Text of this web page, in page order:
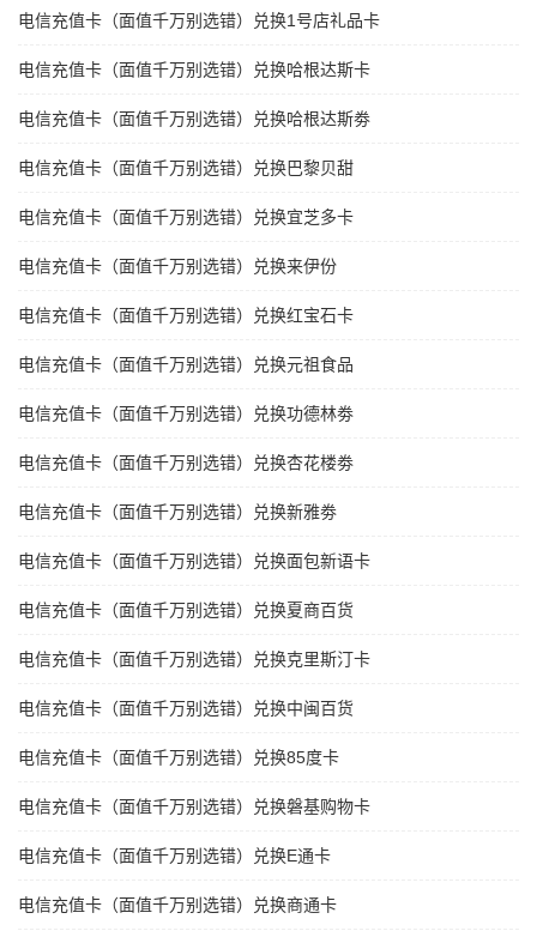
电信充值卡（面值千万别选错）兑换1号店礼品卡
电信充值卡（面值千万别选错）兑换哈根达斯卡
电信充值卡（面值千万别选错）兑换哈根达斯劵
电信充值卡（面值千万别选错）兑换巴黎贝甜
电信充值卡（面值千万别选错）兑换宜芝多卡
电信充值卡（面值千万别选错）兑换来伊份
电信充值卡（面值千万别选错）兑换红宝石卡
电信充值卡（面值千万别选错）兑换元祖食品
电信充值卡（面值千万别选错）兑换功德林劵
电信充值卡（面值千万别选错）兑换杏花楼劵
电信充值卡（面值千万别选错）兑换新雅劵
电信充值卡（面值千万别选错）兑换面包新语卡
电信充值卡（面值千万别选错）兑换夏商百货
电信充值卡（面值千万别选错）兑换克里斯汀卡
电信充值卡（面值千万别选错）兑换中闽百货
电信充值卡（面值千万别选错）兑换85度卡
电信充值卡（面值千万别选错）兑换磐基购物卡
电信充值卡（面值千万别选错）兑换E通卡
电信充值卡（面值千万别选错）兑换商通卡